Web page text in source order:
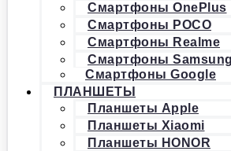
Смартфоны OnePlus
Смартфоны POCO
Смартфоны Realme
Смартфоны Samsung
Смартфоны Google
ПЛАНШЕТЫ
Планшеты Apple
Планшеты Xiaomi
Планшеты HONOR